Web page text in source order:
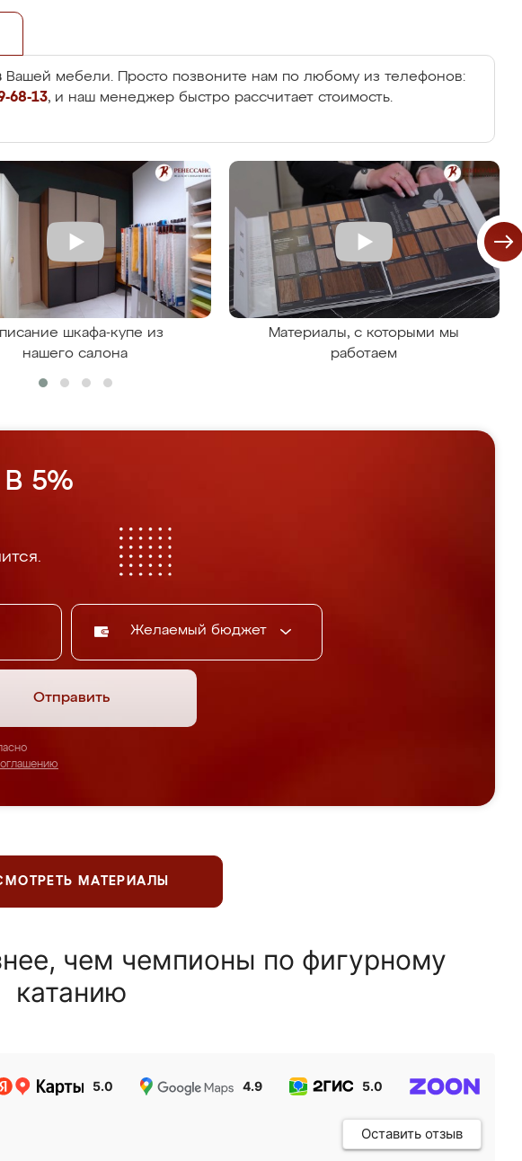
Вашей мебели. Просто позвоните нам по любому из телефонов:
68-13, и наш менеджер быстро рассчитает стоимость.
шкафа-купе из
нашего салона
Материалы, с которыми мы
работаем
5%
Желаемый бюджет
Отправить
МАТЕРИАЛЫ
чем чемпионы по фигурному
катанию
5.0 4.9 5.0
Оставить отзыв